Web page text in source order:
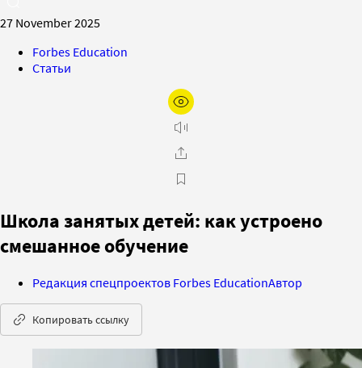
27 November 2025
Forbes Education
Статьи
Школа занятых детей: как устроено
смешанное обучение
Редакция спецпроектов Forbes EducationАвтор
Копировать ссылку